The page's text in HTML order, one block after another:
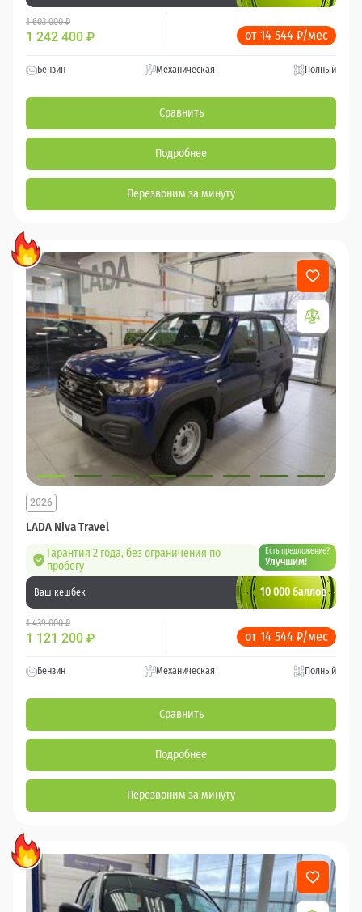
1 603 000 ₽
1 242 400 ₽ от 14 544 ₽/мес
Бензин Механическая Полный
Сравнить
Подробнее
Перезвоним за минуту
LADA Niva Travel
2026
Гарантия 2 года, без ограничения по
пробегу
Есть предложение?
Улучшим!
Ваш кешбек 10 000 баллов
1 439 000 ₽
1 121 200 ₽ от 14 544 ₽/мес
Бензин Механическая Полный
Сравнить
Подробнее
Перезвоним за минуту